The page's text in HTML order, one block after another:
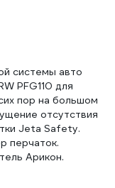
системы авто
PFG110 для
пор на большом
отсутствия
Jeta Safety.
перчаток.
Арикон.